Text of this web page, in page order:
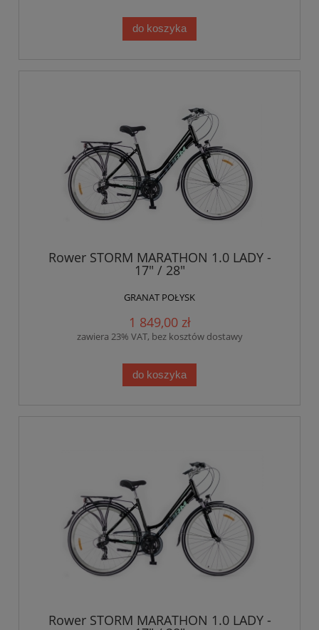
do koszyka
Rower STORM MARATHON 1.0 LADY -
17" / 28"
GRANAT POŁYSK
1 849,00 zł
zawiera 23% VAT, bez kosztów dostawy
do koszyka
Rower STORM MARATHON 1.0 LADY -